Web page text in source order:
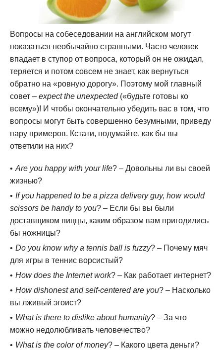
Вопросы на собеседовании на английском могут
показаться необычайно странными. Часто человек
впадает в ступор от вопроса, который он не ожидал,
теряется и потом совсем не знает, как вернуться
обратно на «ровную дорогу». Поэтому мой главный
совет – expect the unexpected(«будьте готовы ко
всему»)! И чтобы окончательно убедить вас в том, что
вопросы могут быть совершенно безумными, приведу
пару примеров. Кстати, подумайте, как бы вы
ответили на них?
Are you happy with your life? – Довольны ли вы своей
жизнью?
If you happened to be a pizza delivery guy, how would
scissors be handy to you? – Если бы вы были
доставщиком пиццы, каким образом вам пригодились
бы ножницы?
Do you know why a tennis ball is fuzzy? – Почему мяч
для игры в теннис ворсистый?
How does the Internet work? – Как работает интернет?
How dishonest and self-centered are you? – Насколько
вы лживый эгоист?
What is there to dislike about humanity? – За что
можно недолюбливать человечество?
What is the color of money? – Какого цвета деньги?